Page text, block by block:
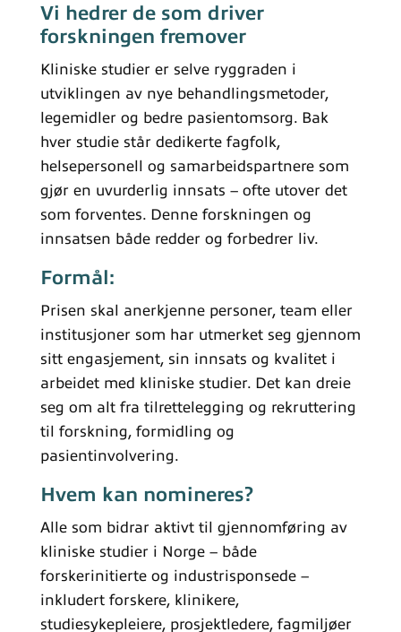
Vi hedrer de som driver
forskningen fremover
Kliniske studier er selve ryggraden i
utviklingen av nye behandlingsmetoder,
legemidler og bedre pasientomsorg. Bak
hver studie står dedikerte fagfolk,
helsepersonell og samarbeidspartnere som
gjør en uvurderlig innsats – ofte utover det
som forventes. Denne forskningen og
innsatsen både redder og forbedrer liv.
Formål:
Prisen skal anerkjenne personer, team eller
institusjoner som har utmerket seg gjennom
sitt engasjement, sin innsats og kvalitet i
arbeidet med kliniske studier. Det kan dreie
seg om alt fra tilrettelegging og rekruttering
til forskning, formidling og
pasientinvolvering.
Hvem kan nomineres?
Alle som bidrar aktivt til gjennomføring av
kliniske studier i Norge – både
forskerinitierte og industrisponsede –
inkludert forskere, klinikere,
studiesykepleiere, prosjektledere, fagmiljøer